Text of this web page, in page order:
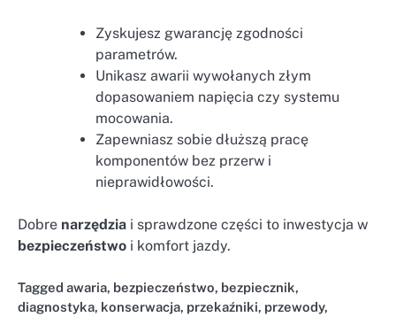
Zyskujesz gwarancję zgodności
parametrów.
Unikasz awarii wywołanych złym
dopasowaniem napięcia czy systemu
mocowania.
Zapewniasz sobie dłuższą pracę
komponentów bez przerw i
nieprawidłowości.
Dobre narzędzia i sprawdzone części to inwestycja w
bezpieczeństwo i komfort jazdy.
Tagged awaria, bezpieczeństwo, bezpiecznik,
diagnostyka, konserwacja, przekaźniki, przewody,